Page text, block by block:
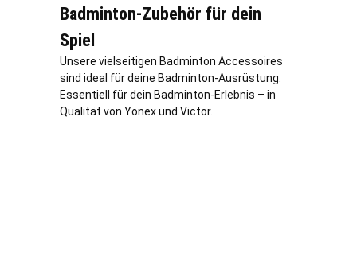
Badminton-Zubehör für dein
Spiel
Unsere vielseitigen Badminton Accessoires
sind ideal für deine Badminton-Ausrüstung.
Essentiell für dein Badminton-Erlebnis – in
Qualität von Yonex und Victor.